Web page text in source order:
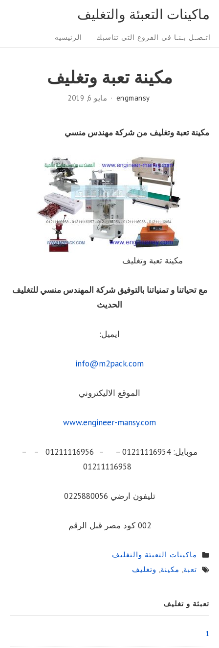
content
ماكينات التعبئة والتغليف
Site
Navigation
اتـصـل بـنـا في الفروع التي تناسبك الرئيسيه
مكينة تعبة وتغليف
engmansy مايو 6, 2019
مكينة تعبة وتغليف من شركة مهندس منسي
مكينة تعبة وتغليف
مع تحياتنا و تمنياتنا بالتوفيق شركة المهندس منسي للتغليف
الحديث
ايميل:
info@m2pack.com
الموقع الاليكتروني
www.engineer-mansy.com
موبايل: 01211116954 – – 01211116956 – –
تليفون ارضي 0225880056
002 كود مصر قبل الرقم
ماكينات التعبئة والتغليف
تعبة, مكينة, وتغليف
Sidebar
Widget
Area
تعبئة و تغليف
1